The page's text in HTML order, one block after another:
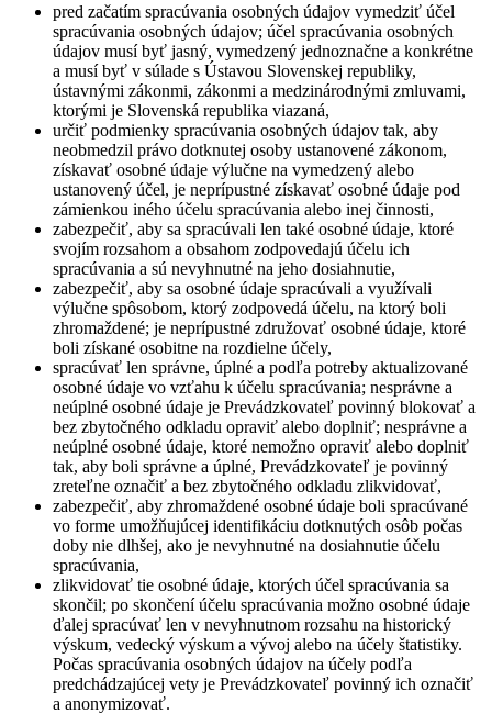
pred začatím spracúvania osobných údajov vymedziť účel
spracúvania osobných údajov; účel spracúvania osobných
údajov musí byť jasný, vymedzený jednoznačne a konkrétne
a musí byť v súlade s Ústavou Slovenskej republiky,
ústavnými zákonmi, zákonmi a medzinárodnými zmluvami,
ktorými je Slovenská republika viazaná,
určiť podmienky spracúvania osobných údajov tak, aby
neobmedzil právo dotknutej osoby ustanovené zákonom,
získavať osobné údaje výlučne na vymedzený alebo
ustanovený účel, je neprípustné získavať osobné údaje pod
zámienkou iného účelu spracúvania alebo inej činnosti,
zabezpečiť, aby sa spracúvali len také osobné údaje, ktoré
svojím rozsahom a obsahom zodpovedajú účelu ich
spracúvania a sú nevyhnutné na jeho dosiahnutie,
zabezpečiť, aby sa osobné údaje spracúvali a využívali
výlučne spôsobom, ktorý zodpovedá účelu, na ktorý boli
zhromaždené; je neprípustné združovať osobné údaje, ktoré
boli získané osobitne na rozdielne účely,
spracúvať len správne, úplné a podľa potreby aktualizované
osobné údaje vo vzťahu k účelu spracúvania; nesprávne a
neúplné osobné údaje je Prevádzkovateľ povinný blokovať a
bez zbytočného odkladu opraviť alebo doplniť; nesprávne a
neúplné osobné údaje, ktoré nemožno opraviť alebo doplniť
tak, aby boli správne a úplné, Prevádzkovateľ je povinný
zreteľne označiť a bez zbytočného odkladu zlikvidovať,
zabezpečiť, aby zhromaždené osobné údaje boli spracúvané
vo forme umožňujúcej identifikáciu dotknutých osôb počas
doby nie dlhšej, ako je nevyhnutné na dosiahnutie účelu
spracúvania,
zlikvidovať tie osobné údaje, ktorých účel spracúvania sa
skončil; po skončení účelu spracúvania možno osobné údaje
ďalej spracúvať len v nevyhnutnom rozsahu na historický
výskum, vedecký výskum a vývoj alebo na účely štatistiky.
Počas spracúvania osobných údajov na účely podľa
predchádzajúcej vety je Prevádzkovateľ povinný ich označiť
a anonymizovať.